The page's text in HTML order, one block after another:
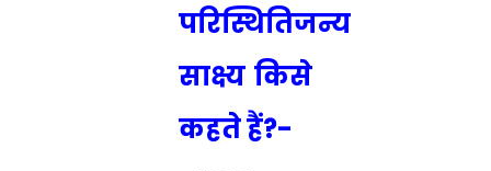
परिस्थितिजन्य
साक्ष्य किसे
कहते हैं?-